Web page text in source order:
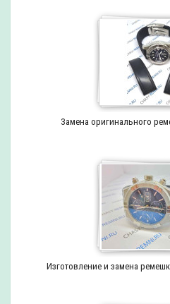
Замена оригинального
Изготовление и замена